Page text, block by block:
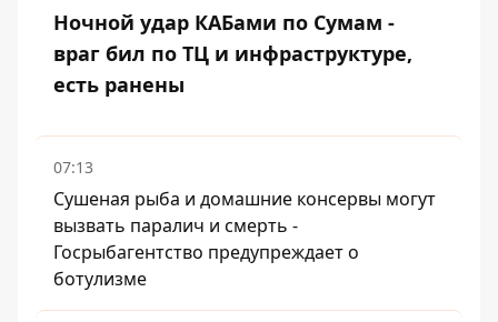
Ночной удар КАБами по Сумам -
враг бил по ТЦ и инфраструктуре,
есть ранены
07:13
Сушеная рыба и домашние консервы могут
вызвать паралич и смерть -
Госрыбагентство предупреждает о
ботулизме